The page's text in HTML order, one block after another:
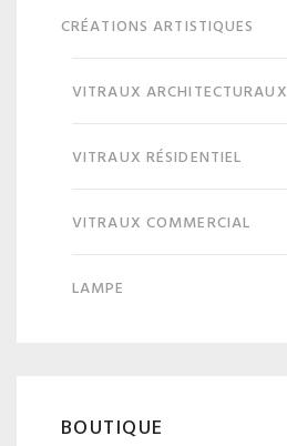
CRÉATIONS ARTISTIQUES
VITRAUX ARCHITECTURAUX
VITRAUX RÉSIDENTIEL
VITRAUX COMMERCIAL
LAMPE
BOUTIQUE